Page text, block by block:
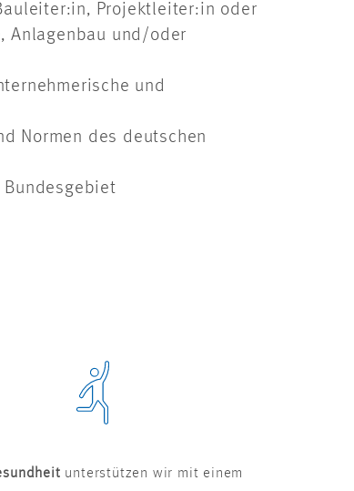
Projektleiter:in oder
Anlagenbau und/oder
und
Normen des deutschen
unterstützen wir mit einem